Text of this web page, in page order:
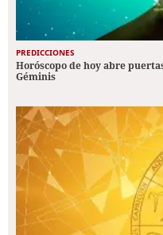
PREDICCIONES
Horóscopo de hoy abre
Géminis